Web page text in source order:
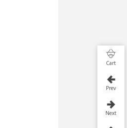
Cart
Prev
Next